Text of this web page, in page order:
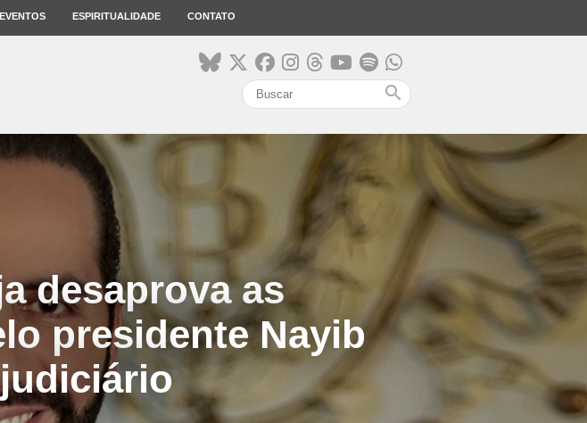
EVENTOS ESPIRITUALIDADE CONTATO
search
desaprova as
presidente Nayib